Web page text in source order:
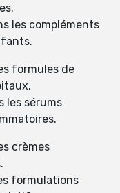
les compléments
formules de
les sérums
crèmes
formulations